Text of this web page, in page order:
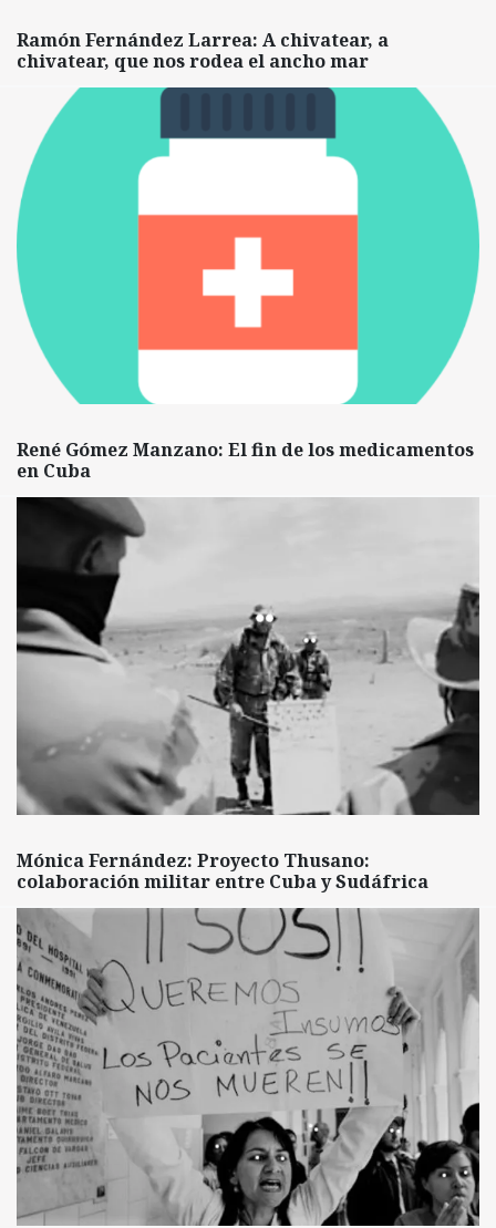
Ramón Fernández Larrea: A chivatear, a
chivatear, que nos rodea el ancho mar
René Gómez Manzano: El fin de los medicamentos
en Cuba
Mónica Fernández: Proyecto Thusano:
colaboración militar entre Cuba y Sudáfrica